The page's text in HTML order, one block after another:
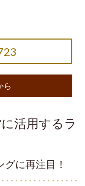
ら
活用するラ
に再注目！